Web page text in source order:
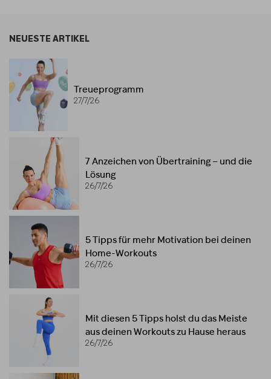
NEUESTE ARTIKEL
Treueprogramm
27/7/26
7 Anzeichen von Übertraining – und die
Lösung
26/7/26
5 Tipps für mehr Motivation bei deinen
Home-Workouts
26/7/26
Mit diesen 5 Tipps holst du das Meiste
aus deinen Workouts zu Hause heraus
26/7/26